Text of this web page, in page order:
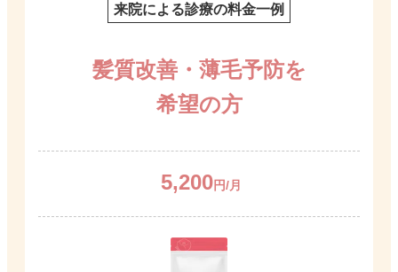
来院による診療の料金一例
髪質改善・薄毛予防を
希望の方
5,200円/月